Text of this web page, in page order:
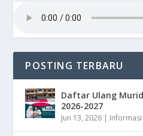
POSTING TERBARU
Daftar Ulang
2026-2027
Jun 13, 2026 | Informasi